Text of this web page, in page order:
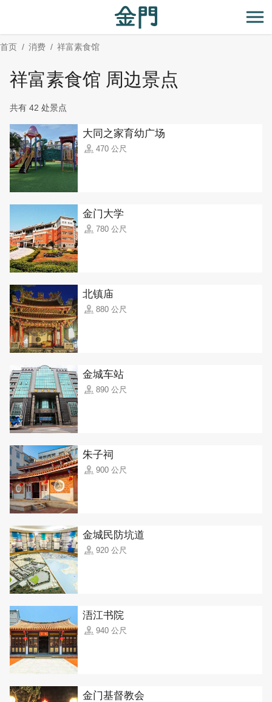
主
要
开
首页 消费 祥富素食馆
祥富素食馆 周边景点
共有 42 处景点
大同之家育幼广场
470 公尺
金门大学
780 公尺
北镇庙
880 公尺
金城车站
890 公尺
朱子祠
900 公尺
金城民防坑道
920 公尺
浯江书院
940 公尺
金门基督教会